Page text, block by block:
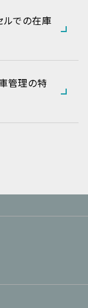
ルでの在庫
管理の特